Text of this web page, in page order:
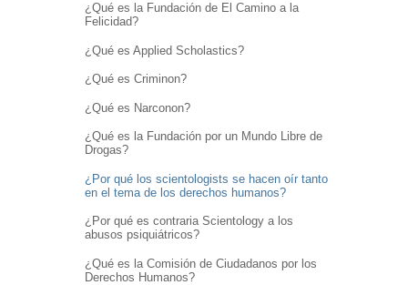
¿Qué es la Fundación de El Camino a la
Felicidad?
¿Qué es Applied Scholastics?
¿Qué es Criminon?
¿Qué es Narconon?
¿Qué es la Fundación por un Mundo Libre de
Drogas?
¿Por qué los scientologists se hacen oír tanto
en el tema de los derechos humanos?
¿Por qué es contraria Scientology a los
abusos psiquiátricos?
¿Qué es la Comisión de Ciudadanos por los
Derechos Humanos?